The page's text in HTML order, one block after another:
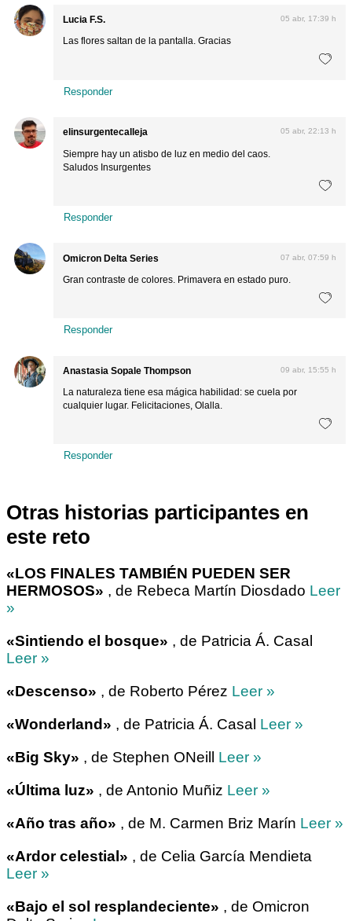
Lucia F.S. 05 abr, 17:39 h
Las flores saltan de la pantalla. Gracias
Responder
elinsurgentecalleja 05 abr, 22:13 h
Siempre hay un atisbo de luz en medio del caos.
Saludos Insurgentes
Responder
Omicron Delta Series 07 abr, 07:59 h
Gran contraste de colores. Primavera en estado puro.
Responder
Anastasia Sopale Thompson 09 abr, 15:55 h
La naturaleza tiene esa mágica habilidad: se cuela por
cualquier lugar. Felicitaciones, Olalla.
Responder
Otras historias participantes en
este reto
«LOS FINALES TAMBIÉN PUEDEN SER
HERMOSOS» , de Rebeca Martín Diosdado Leer
»
«Sintiendo el bosque» , de Patricia Á. Casal
Leer »
«Descenso» , de Roberto Pérez Leer »
«Wonderland» , de Patricia Á. Casal Leer »
«Big Sky» , de Stephen ONeill Leer »
«Última luz» , de Antonio Muñiz Leer »
«Año tras año» , de M. Carmen Briz Marín Leer »
«Ardor celestial» , de Celia García Mendieta
Leer »
«Bajo el sol resplandeciente» , de Omicron